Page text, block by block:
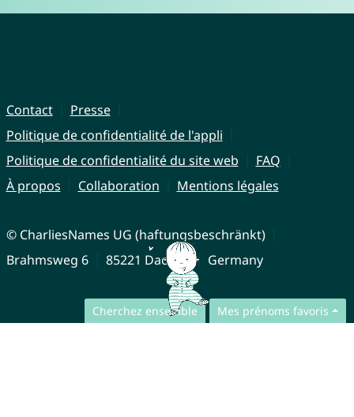
Cherchez ensemble Mes prénoms favoris
Contact
Presse
Politique de confidentialité de l'appli
Politique de confidentialité du site web
FAQ
À propos
Collaboration Mentions légales
© CharliesNames UG (haftungsbeschränkt)
Brahmsweg 6
85221 Dachau Germany